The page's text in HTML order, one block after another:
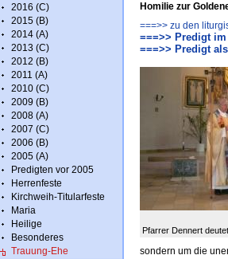
2016 (C)
2015 (B)
2014 (A)
2013 (C)
2012 (B)
2011 (A)
2010 (C)
2009 (B)
2008 (A)
2007 (C)
2006 (B)
2005 (A)
Predigten vor 2005
Herrenfeste
Kirchweih-Titularfeste
Maria
Heilige
Besonderes
Trauung-Ehe
Homilie zur
===>> zu den
===>> Predigt
===>> Predigt
Pfarrer Dennert
sondern um die